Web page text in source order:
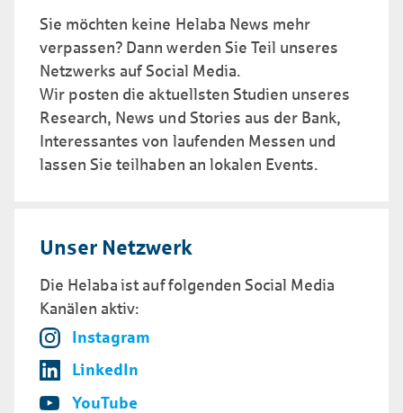
Sie möchten keine Helaba News mehr
verpassen? Dann werden Sie Teil unseres
Netzwerks auf Social Media.
Wir posten die aktuellsten Studien unseres
Research, News und Stories aus der Bank,
Interessantes von laufenden Messen und
lassen Sie teil­haben an lokalen Events.
Unser Netzwerk
Die Helaba ist auf folgenden Social Media
Kanälen aktiv:
Instagram
LinkedIn
YouTube